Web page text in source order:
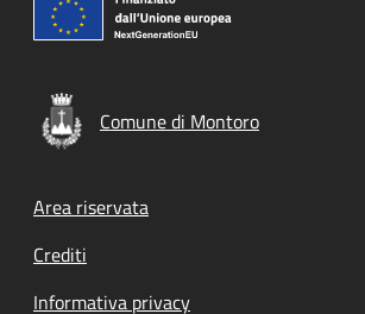
Comune di Montoro
Footer menu
Area riservata
Crediti
Informativa privacy